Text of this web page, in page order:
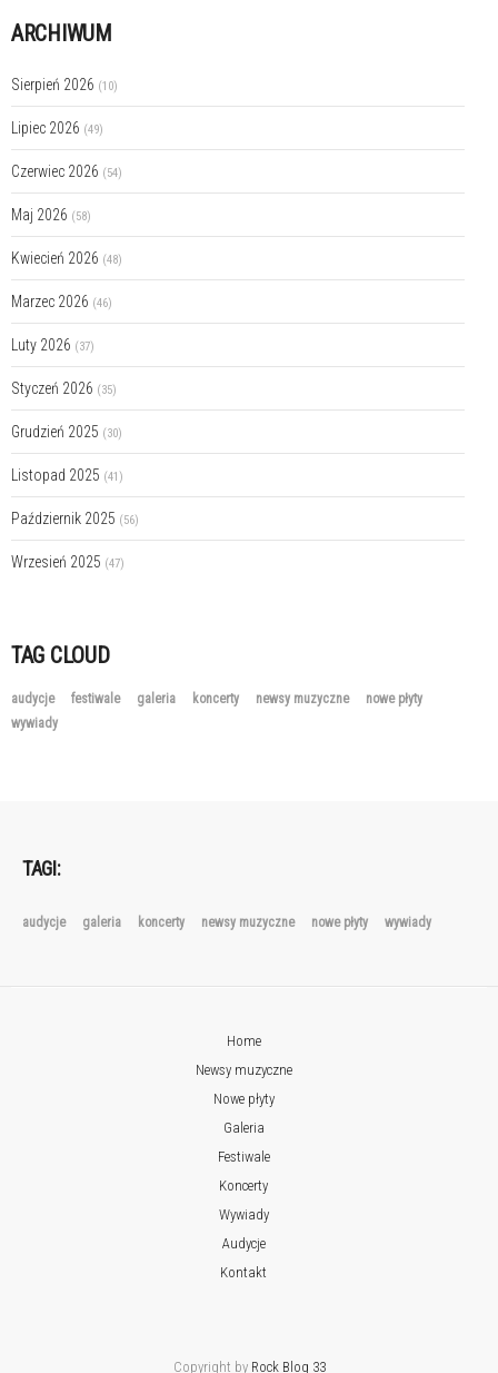
ARCHIWUM
Sierpień 2026 (10)
Lipiec 2026 (49)
Czerwiec 2026 (54)
Maj 2026 (58)
Kwiecień 2026 (48)
Marzec 2026 (46)
Luty 2026 (37)
Styczeń 2026 (35)
Grudzień 2025 (30)
Listopad 2025 (41)
Październik 2025 (56)
Wrzesień 2025 (47)
TAG CLOUD
audycje festiwale galeria koncerty newsy muzyczne
nowe płyty
wywiady
TAGI:
audycje galeria koncerty newsy muzyczne nowe płyty wywiady
Home
Newsy muzyczne
Nowe płyty
Galeria
Festiwale
Koncerty
Wywiady
Audycje
Kontakt
Copyright by Rock Blog 33